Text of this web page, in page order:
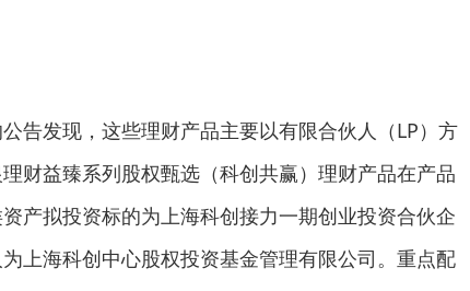
发现，这些理财产品主要以有限合伙人（LP）方
财益臻系列股权甄选（科创共赢）理财产品在产品
产拟投资标的为上海科创接力一期创业投资合伙企
上海科创中心股权投资基金管理有限公司。重点配